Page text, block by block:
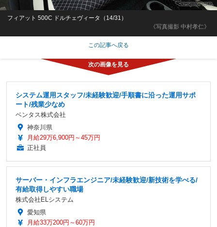
《写真撮影 中村孝仁》
フィアット 500C ドルチェヴィータ（14/31）
この記事へ戻る
システム運用スタッフ/未経験歓迎/手順書に沿った運用サポ
ート/残業少なめ
ベンタス株式会社
神奈川県
月給29万6,900円～45万円
正社員
サーバー・インフラエンジニア/未経験歓迎/新技術を学べる/
有給取得しやすい職場
株式会社ELシステム
愛知県
月給33万200円～60万円